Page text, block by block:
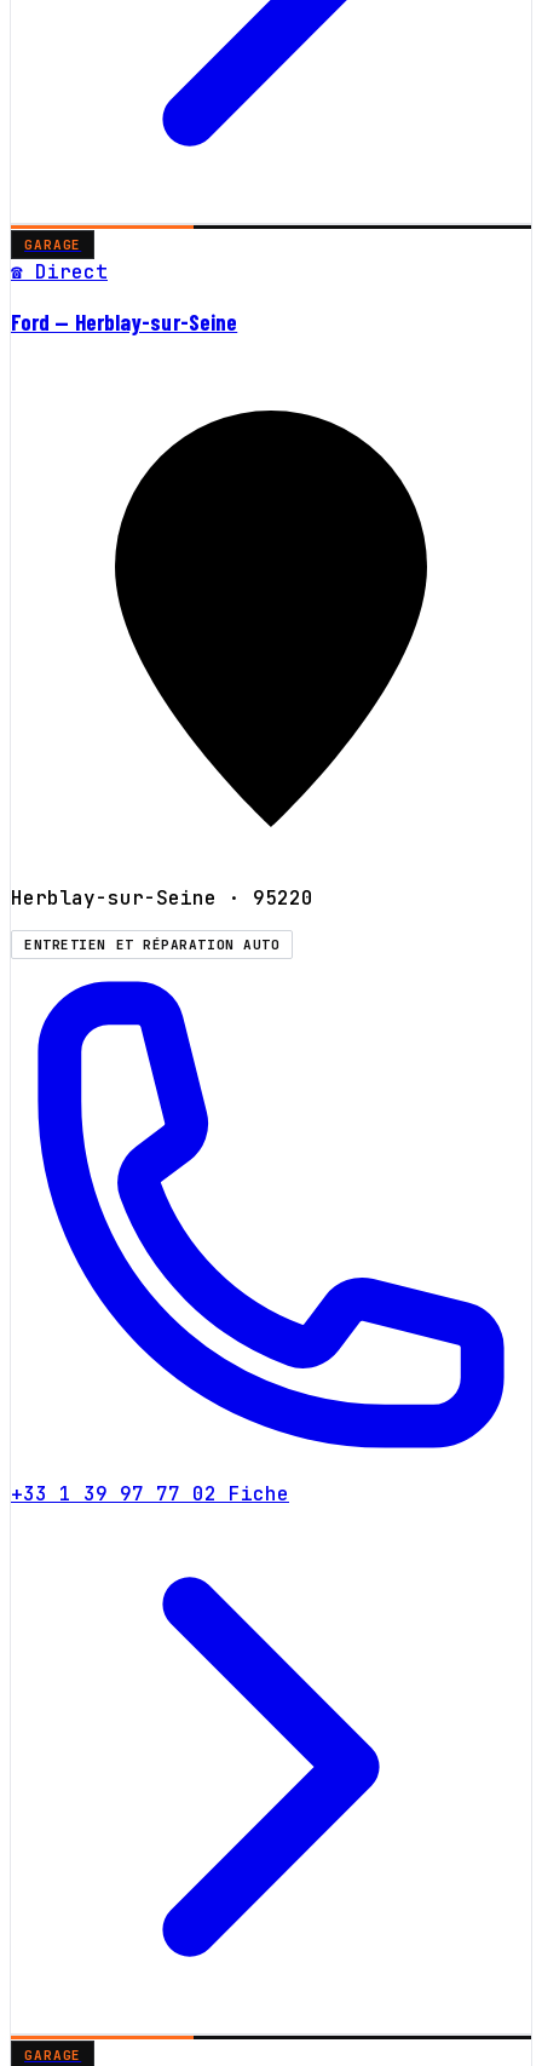
GARAGE
☎ Direct
Ford — Herblay-sur-Seine
Herblay-sur-Seine · 95220
ENTRETIEN ET RÉPARATION AUTO
+33 1 39 97 77 02 Fiche
GARAGE